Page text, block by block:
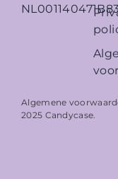
Algemene
2025 Candycase.